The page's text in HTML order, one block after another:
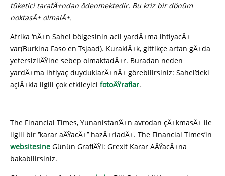
tüketici tarafÄ±ndan ödenmektedir. Bu kriz bir dönüm
noktasÄ± olmalÄ±.
Afrika ‘nÄ±n Sahel bölgesinin acil yardÄ±ma ihtiyacÄ±
var(Burkina Faso en Tsjaad). KuraklÄ±k, gittikçe artan gÄ±da
yetersizliÄŸine sebep olmaktadÄ±r. Buradan neden
yardÄ±ma ihtiyaç duyduklarÄ±nÄ± görebilirsiniz: Sahel’deki
açlÄ±kla ilgili çok etkileyici fotoÄŸraflar.
The Financial Times, Yunanistan’Ä±n avrodan çÄ±kmasÄ± ile
ilgili bir ‘’karar aÄŸacÄ±’’ hazÄ±rladÄ±. The Financial Times’in
websitesine Günün GrafiÄŸi: Grexit Karar AÄŸacÄ±na
bakabilirsiniz.